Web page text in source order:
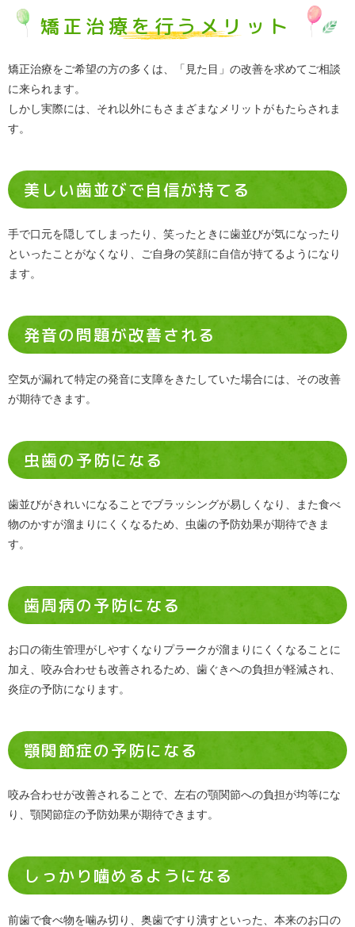
矯正治療を行うメリット
矯正治療をご希望の方の多くは、「見た目」の改善を求めてご相談
に来られます。
しかし実際には、それ以外にもさまざまなメリットがもたらされま
す。
美しい歯並びで自信が持てる
手で口元を隠してしまったり、笑ったときに歯並びが気になったり
といったことがなくなり、ご自身の笑顔に自信が持てるようになり
ます。
発音の問題が改善される
空気が漏れて特定の発音に支障をきたしていた場合には、その改善
が期待できます。
虫歯の予防になる
歯並びがきれいになることでブラッシングが易しくなり、また食べ
物のかすが溜まりにくくなるため、虫歯の予防効果が期待できま
す。
歯周病の予防になる
お口の衛生管理がしやすくなりプラークが溜まりにくくなることに
加え、咬み合わせも改善されるため、歯ぐきへの負担が軽減され、
炎症の予防になります。
顎関節症の予防になる
咬み合わせが改善されることで、左右の顎関節への負担が均等にな
り、顎関節症の予防効果が期待できます。
しっかり噛めるようになる
前歯で食べ物を噛み切り、奥歯ですり潰すといった、本来のお口の